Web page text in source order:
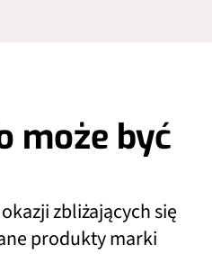
może być
zbliżających się
produkty marki